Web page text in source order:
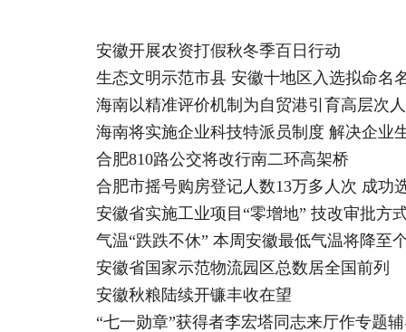
安徽开展农资打假秋冬季百日行动
生态文明示范市县 安徽十地区入选拟命名
海南以精准评价机制为自贸港引育高层次
海南将实施企业科技特派员制度 解决企业
合肥810路公交将改行南二环高架桥
合肥市摇号购房登记人数13万多人次 成功
安徽省实施工业项目“零增地” 技改审批方
气温“跌跌不休” 本周安徽最低气温将降至
安徽省国家示范物流园区总数居全国前列
安徽秋粮陆续开镰丰收在望
“七一勋章”获得者李宏塔同志来厅作专题